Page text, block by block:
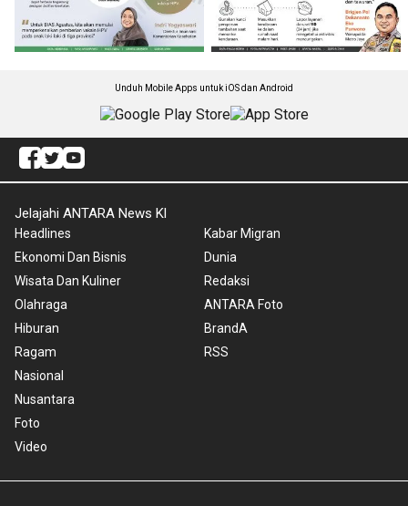
Unduh Mobile Apps untuk iOS dan Android
Jelajahi ANTARA News Kl
Headlines
Ekonomi Dan Bisnis
Wisata Dan Kuliner
Olahraga
Hiburan
Ragam
Nasional
Nusantara
Foto
Video
Kabar Migran
Dunia
Redaksi
ANTARA Foto
BrandA
RSS